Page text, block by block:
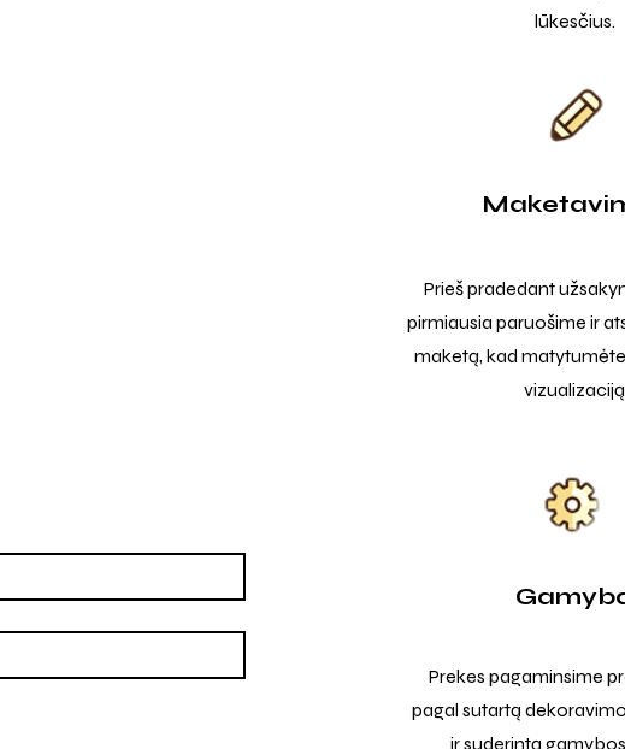
lūkesčius.
Prieš pradedant
pirmiausia paruošime ir
maketą, kad
vizualizaciją
Prekes pagaminsime
pagal sutartą
ir suderintą